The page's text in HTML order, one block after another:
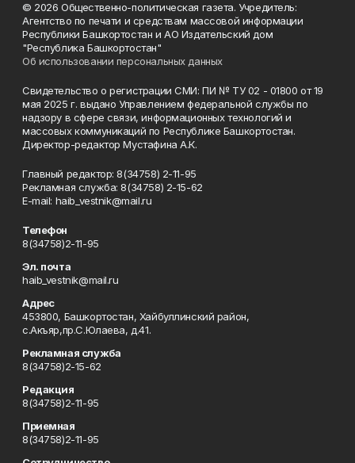
© 2026 Общественно-политическая газета. Учредитель:
Агентство по печати и средствам массовой информации
Республики Башкортостан и АО Издательский дом
"Республика Башкортостан"
Об использовании персональных данных
Свидетельство о регистрации СМИ: ПИ № ТУ 02 - 01800 от 19
мая 2025 г. выдано Управлением федеральной службы по
надзору в сфере связи, информационных технологий и
массовых коммуникаций по Республике Башкортостан.
Директор-редактор Мустафина А.К.
Главный редактор: 8(34758) 2-11-95
Рекламная служба: 8(34758) 2-15-62
Е-mаil: haib_vestnik@mail.ru
Телефон
8(34758)2-11-95
Эл. почта
haib_vestnik@mail.ru
Адрес
453800, Башкортостан, Хайбуллинский район,
с.Акъяр,пр.С.Юлаева, д.41.
Рекламная служба
8(34758)2-15-62
Редакция
8(34758)2-11-95
Приемная
8(34758)2-11-95